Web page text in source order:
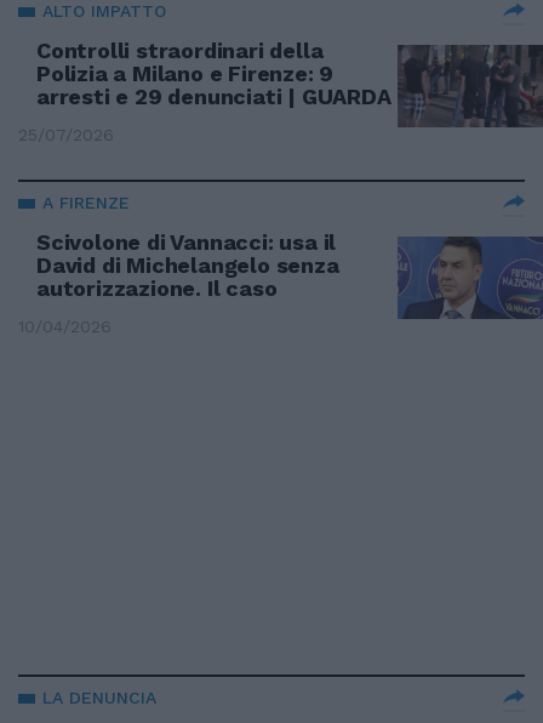
ALTO IMPATTO
Controlli straordinari della
Polizia a Milano e Firenze: 9
arresti e 29 denunciati | GUARDA
25/07/2026
A FIRENZE
Scivolone di Vannacci: usa il
David di Michelangelo senza
autorizzazione. Il caso
10/04/2026
LA DENUNCIA